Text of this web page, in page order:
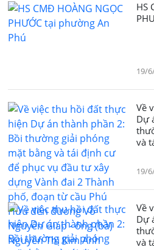
HS
19/
Về
Dự
và
ông
19/
Về
Dự
và